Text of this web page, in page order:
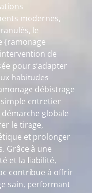
modernes,
le
{ramonage
de
pour s’adapter
habitudes
débistrage
simple entretien
démarche globale
le tirage,
et prolonger
Grâce à une
et la fiabilité,
contribue à offrir
sain, performant